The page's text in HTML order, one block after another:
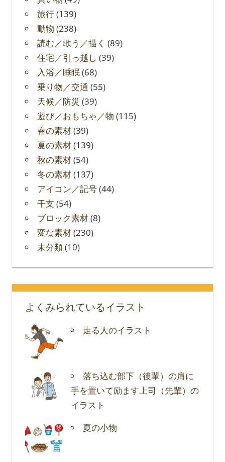
旅行(139)
動物 (238)
読む／歌う／描く (89)
住宅／引っ越し (39)
入浴／睡眠(68)
乗り物／交通 (55)
天候／防災 (39)
遊び／おもちゃ／物 (115)
春の素材(39)
夏の素材(139)
秋の素材(54)
冬の素材(137)
アイコン／記号(44)
干支 (54)
ブロック素材(8)
変な素材(230)
未分類(10)
よくみられているイラスト
走る人のイラスト
落ち込む部下（後輩）の肩に
手を置いて励ます上司（先輩）の
イラスト
夏の小物